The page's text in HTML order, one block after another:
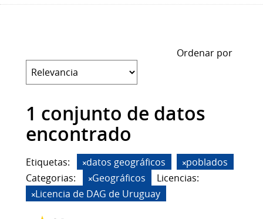
Ordenar por
1 conjunto de datos
encontrado
Etiquetas: datos geográficos
poblados
Categorias:
Geográficos
Licencias:
Licencia de DAG de Uruguay